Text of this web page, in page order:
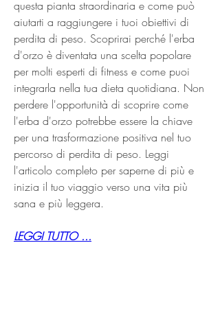
questa pianta straordinaria e come può
aiutarti a raggiungere i tuoi obiettivi di
perdita di peso. Scoprirai perché l'erba
d'orzo è diventata una scelta popolare
per molti esperti di fitness e come puoi
integrarla nella tua dieta quotidiana. Non
perdere l'opportunità di scoprire come
l'erba d'orzo potrebbe essere la chiave
per una trasformazione positiva nel tuo
percorso di perdita di peso. Leggi
l'articolo completo per saperne di più e
inizia il tuo viaggio verso una vita più
sana e più leggera.
LEGGI TUTTO ...